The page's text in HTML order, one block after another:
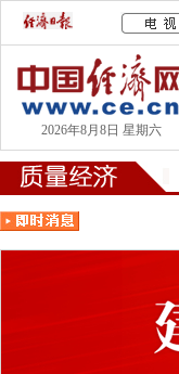
2026年8月8日 星期六